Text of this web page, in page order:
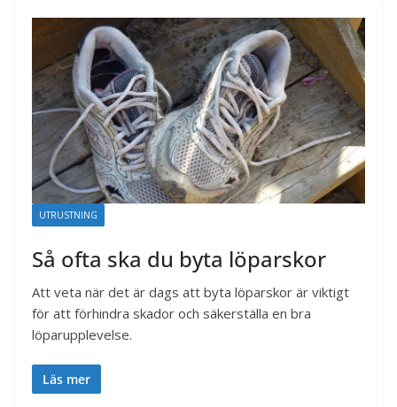
UTRUSTNING
Så ofta ska du byta löparskor
Att veta när det är dags att byta löparskor är viktigt
för att förhindra skador och säkerställa en bra
löparupplevelse.
Läs mer